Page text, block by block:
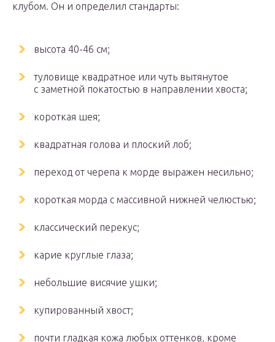
клубом. Он и определил стандарты:
высота 40-46 см;
туловище квадратное или чуть вытянутое
с заметной покатостью в направлении хвоста;
короткая шея;
квадратная голова и плоский лоб;
переход от черепа к морде выражен несильно;
короткая морда с массивной нижней челюстью;
классический перекус;
карие круглые глаза;
небольшие висячие ушки;
купированный хвост;
почти гладкая кожа любых оттенков, кроме